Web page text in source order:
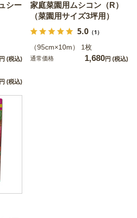
シー
円 (税込)
円 (税込)
家庭菜園用ムシコン（R）
（菜園用サイズ3坪用）
5.0（1）
（95cm×10m） 1枚
通常価格 1,680円 (税込)